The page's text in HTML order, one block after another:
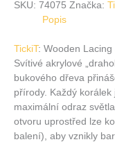
SKU: 74075 Značka:
Popis
TickiT: Wooden Lacing
Svítivé akrylové
bukového dřeva
přírody. Každý
maximální odraz
otvoru uprostřed lze
balení), aby vznikly